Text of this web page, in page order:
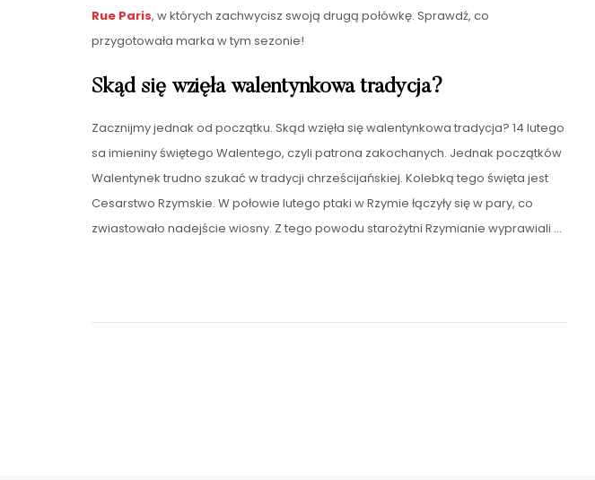
Rue Paris, w których zachwycisz swoją drugą połówkę. Sprawdź, co
przygotowała marka w tym sezonie!
Skąd się wzięła walentynkowa tradycja?
Zacznijmy jednak od początku. Skąd wzięła się walentynkowa tradycja? 14 lutego
sa imieniny świętego Walentego, czyli patrona zakochanych. Jednak początków
Walentynek trudno szukać w tradycji chrześcijańskiej. Kolebką tego święta jest
Cesarstwo Rzymskie. W połowie lutego ptaki w Rzymie łączyły się w pary, co
zwiastowało nadejście wiosny. Z tego powodu starożytni Rzymianie wyprawiali …